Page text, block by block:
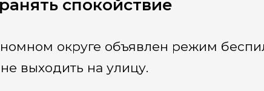
спокойствие
округе объявлен режим
выходить на улицу.